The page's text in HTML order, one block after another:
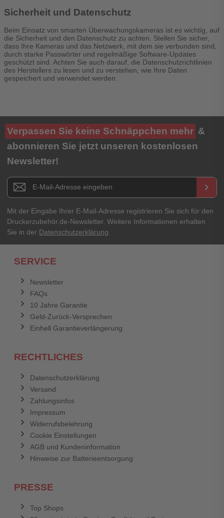
Sicherheit und Datenschutz
Beim Einsatz von smarten Überwachungskameras ist es wichtig, auf
die Sicherheit und den Datenschutz zu achten. Stellen Sie sicher,
dass Ihre Kameras und das Netzwerk, mit dem sie verbunden sind,
durch starke Passwörter und regelmäßige Software-Updates
geschützt sind. Achten Sie auch darauf, die Datenschutzrichtlinien
des Herstellers zu lesen und zu verstehen, wie Ihre Daten
gespeichert und verwendet werden.
Verpassen Sie keine Schnäppchen mehr &
abonnieren Sie jetzt unseren kostenlosen
Newsletter!
Newsletter E-Mail Adresse keyboard_arrow_right
Mit der Eingabe Ihrer E-Mail-Adresse registrieren Sie sich für den
Druckerzubehör.de-Newsletter. Weitere Informationen erhalten
Sie in der Datenschutzerklärung
SERVICE
Newsletter
FAQs
10 Jahre Garantie
Geld-Zurück-Versprechen
Einhell Garantieverlängerung
RECHTLICHES
Datenschutzerklärung
Versand
Zahlungsinfos
Impressum
Widerrufsbelehrung
Cookie Einstellungen
AGB und Kundeninformation
Hinweise zur Batterieentsorgung
PRESSE
Top Shops